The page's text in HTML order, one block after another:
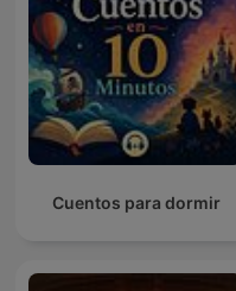
Cuentos para dormir